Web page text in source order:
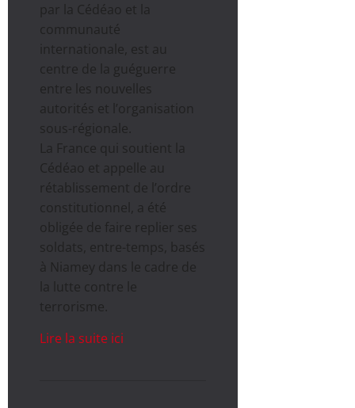
par la Cédéao et la
communauté
internationale, est au
centre de la guéguerre
entre les nouvelles
autorités et l’organisation
sous-régionale.
La France qui soutient la
Cédéao et appelle au
rétablissement de l’ordre
constitutionnel, a été
obligée de faire replier ses
soldats, entre-temps, basés
à Niamey dans le cadre de
la lutte contre le
terrorisme.
Lire la suite ici